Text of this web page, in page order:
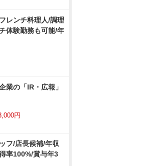
レンチ料理人/調理
体験勤務も可能/年
業の「IR・広報」
円
フ/店長候補/年収
率100%/賞与年3